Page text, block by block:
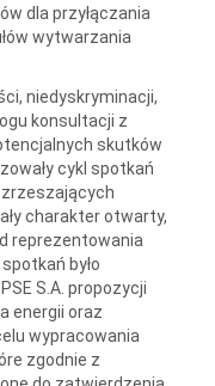
dla przyłączania
wytwarzania
niedyskryminacji,
konsultacji z
skutków
cykl spotkań
charakter otwarty,
reprezentowania
było
S.A. propozycji
energii oraz
wypracowania
zgodnie z